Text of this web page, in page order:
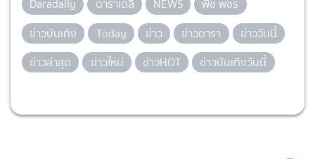
Daradaily ดาราเดลี่ NEWS
พีช พชร
ข่าวบันเทิง
Today ข่าว ข่าวดารา
ข่าววันนี้
ข่าวล่าสุด
ข่าวใหม่ ข่าวHOT ข่าวบันเทิงวันนี้